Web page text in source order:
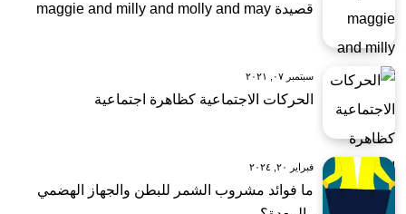
قصيدة maggie and milly and molly and may
سبتمبر ٠٧, ٢٠٢١
الحركات الاجتماعية كظاهرة اجتماعية
فبراير ٢٠, ٢٠٢٤
ما فوائد مشروب الشمر للبطن والجهاز الهضمي